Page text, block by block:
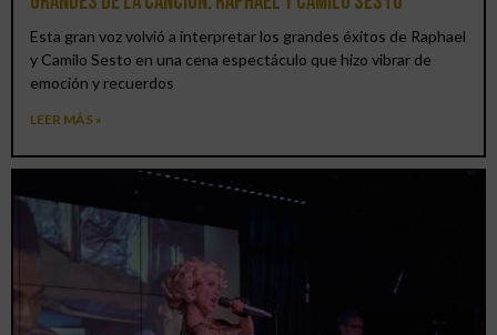
Esta gran voz volvió a interpretar los grandes éxitos de Raphael
y Camilo Sesto en una cena espectáculo que hizo vibrar de
emoción y recuerdos
LEER MÁS »